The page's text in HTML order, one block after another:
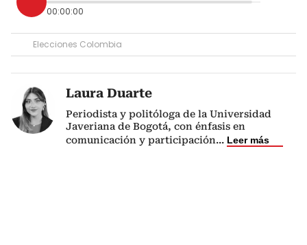
00:00:00
Elecciones Colombia
Laura Duarte
Periodista y politóloga de la Universidad
Javeriana de Bogotá, con énfasis en
comunicación y participación... Leer más